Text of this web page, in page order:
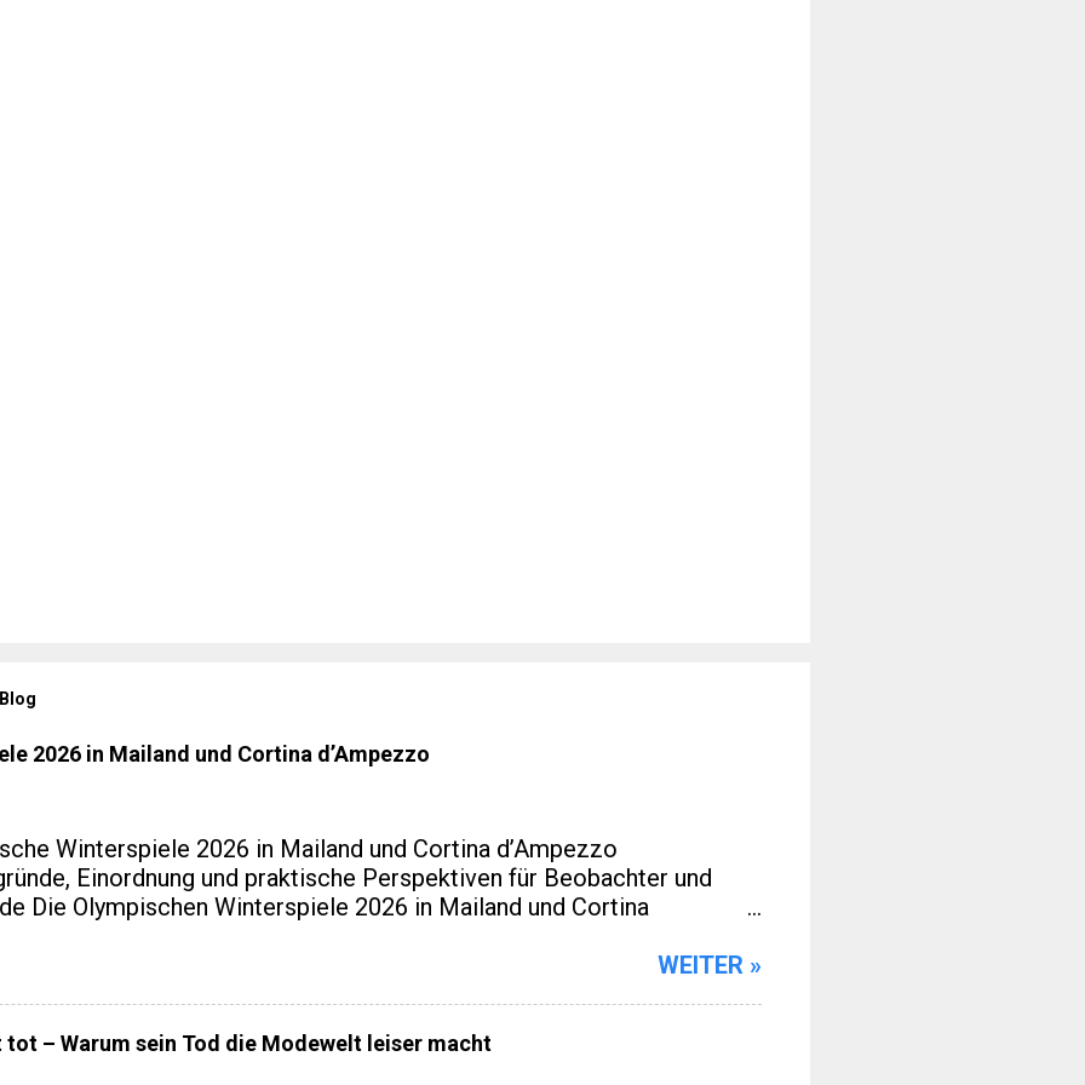
2026 in Mailand und Cortina d’Ampezzo
Winterspiele 2026 in Mailand und Cortina d’Ampezzo
Einordnung und praktische Perspektiven für Beobachter und
Die Olympischen Winterspiele 2026 in Mailand und Cortina
weil Italien nach Turin 2006 erneut Gastgeber ist. Sondern auch, weil
Blogs zu Sport, Reisen oder europäischer
WEITER »
– Warum sein Tod die Modewelt leiser macht